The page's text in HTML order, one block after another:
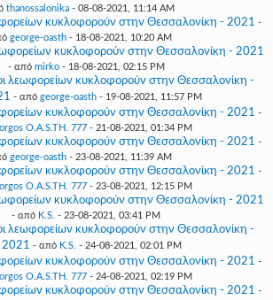
thanossalonika - 08-08-2021, 11:14 AM
κυκλοφορούν στην Θεσσαλονίκη - 2021 -
george-oasth- 18-08-2021, 10:20 AM
κυκλοφορούν στην Θεσσαλονίκη - 2021
- από mirko- 18-08-2021, 02:15 PM
λεωφορείων κυκλοφορούν στην Θεσσαλονίκη -
- από george-oasth- 19-08-2021, 11:57 PM
κυκλοφορούν στην Θεσσαλονίκη - 2021 -
O.A.S.TH. 777- 21-08-2021, 01:34 PM
κυκλοφορούν στην Θεσσαλονίκη - 2021 -
george-oasth- 23-08-2021, 11:39 AM
κυκλοφορούν στην Θεσσαλονίκη - 2021 -
O.A.S.TH. 777- 23-08-2021, 12:15 PM
κυκλοφορούν στην Θεσσαλονίκη - 2021
- από K.S. - 23-08-2021, 03:41 PM
λεωφορείων κυκλοφορούν στην Θεσσαλονίκη -
2021 - από K.S. - 24-08-2021, 02:01 PM
κυκλοφορούν στην Θεσσαλονίκη - 2021 -
O.A.S.TH. 777- 24-08-2021, 02:19 PM
κυκλοφορούν στην Θεσσαλονίκη - 2021 -